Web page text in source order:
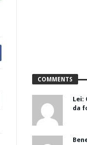
COMMENTS
Lei:
da